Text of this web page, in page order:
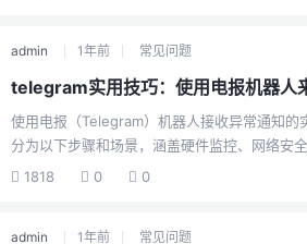
向广播，只有管理员或授权用户可发布内容，订
接收信息，无法直接回复或互动（部分情况下可
人实现有限反馈）。消息以频道名称签名，而非
人账号。2. 成员规模与权限群组：成员上限：
初支持200人，升级为“超级群组”后可容纳20
控制：管理员可设置成员发言权限（如限制发送
admin 1年前 常见问题
使用电报（Telegram）机器人接收异常通知的
分为以下步骤和场景，涵盖硬件监控、网络安
误处理等多种应用：1. 创建电报机器人核心步骤
1818 0 0
admin 1年前 常见问题